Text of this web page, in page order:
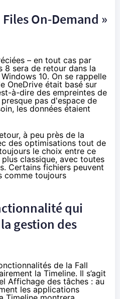
On-Demand »
– en tout cas par
8 sera de retour dans la
Windows 10. On se rappelle
OneDrive était basé sur
à-dire des empreintes de
pas d'espace de
les données étaient
à peu près de la
des optimisations tout de
le choix entre ce
classique, avec toutes
Certains fichiers peuvent
comme toujours
qui
gestion des
de la Fall
la Timeline. Il s’agit
Affichage des tâches : au
les applications